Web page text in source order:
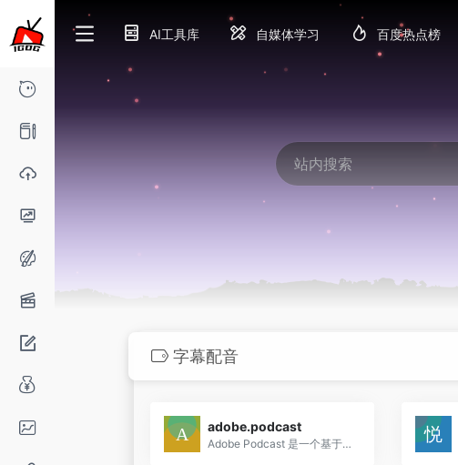
AI工具库 自媒体学习 百度热点榜
字幕配音
adobe.podcast
Adobe Podcast 是一个基于浏览器的AI音频录制和编辑工具，专为播客制作而设计。